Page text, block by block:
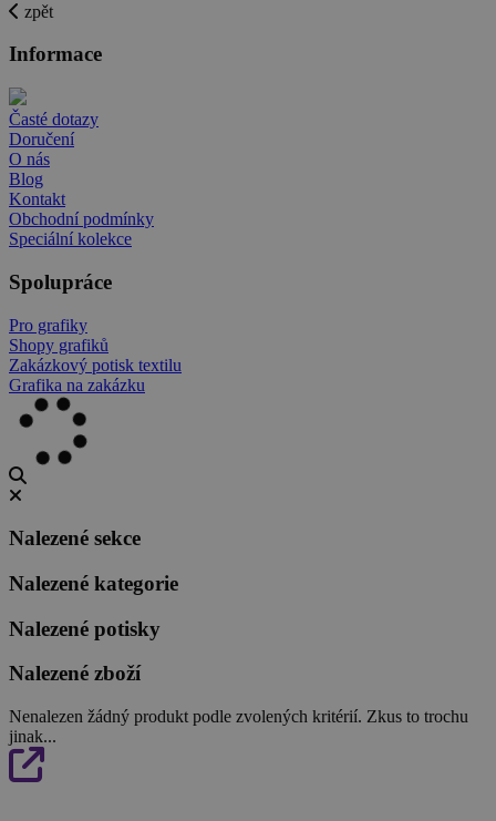
zpět
Informace
Časté dotazy
Doručení
O nás
Blog
Kontakt
Obchodní podmínky
Speciální kolekce
Spolupráce
Pro grafiky
Shopy grafiků
Zakázkový potisk textilu
Grafika na zakázku
Nalezené sekce
Nalezené kategorie
Nalezené potisky
Nalezené zboží
Nenalezen žádný produkt podle zvolených kritérií. Zkus to trochu
jinak...